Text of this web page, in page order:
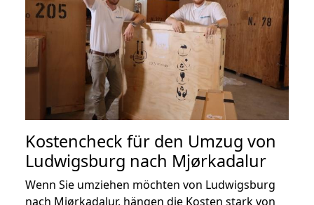
Kostencheck für den Umzug von
Ludwigsburg nach Mjørkadalur
Wenn Sie umziehen möchten von Ludwigsburg
nach Mjørkadalur, hängen die Kosten stark von